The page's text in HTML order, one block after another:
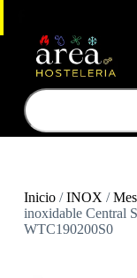
Inicio/INOX /
inoxidable Central
WTC190200S0